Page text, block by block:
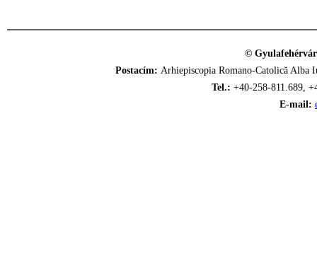
©
Postacím: Arhiepiscopia Romano-Catolică
Tel.: +40-258-811.689,
E-mail: